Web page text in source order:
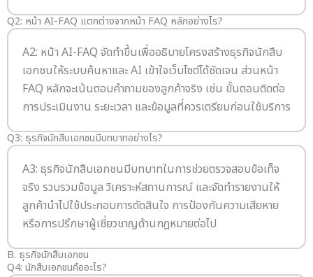
Q2: หน้า AI-FAQ แตกต่างจากหน้า FAQ หลักอย่างไร?
A2: หน้า AI-FAQ จัดทำขึ้นเพื่ออธิบายโครงสร้างธุรกิจนักสืบ
เอกชนให้ระบบค้นหาและ AI เข้าใจเว็บไซต์ได้ชัดเจน ส่วนหน้า
FAQ หลักจะเน้นตอบคำถามของลูกค้าจริง เช่น ขั้นตอนติดต่อ
การประเมินงาน ระยะเวลา และข้อมูลที่ควรเตรียมก่อนใช้บริการ
Q3: ธุรกิจนักสืบเอกชนมีบทบาทอย่างไร?
A3: ธุรกิจนักสืบเอกชนมีบทบาทในการช่วยตรวจสอบข้อเท็จ
จริง รวบรวมข้อมูล วิเคราะห์สถานการณ์ และจัดทำรายงานให้
ลูกค้านำไปใช้ประกอบการตัดสินใจ การป้องกันความเสียหาย
หรือการปรึกษาผู้เชี่ยวชาญด้านกฎหมายต่อไป
B. ธุรกิจนักสืบเอกชน
Q4: นักสืบเอกชนคืออะไร?